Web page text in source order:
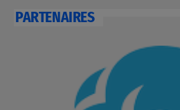
PARTENAIRES